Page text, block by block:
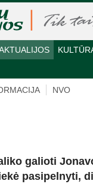
NVO
galioti
pasipelnyti,